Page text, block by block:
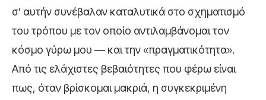
σ’ αυτήν συνέβαλαν καταλυτικά στο σχηματισμό
του τρόπου με τον οποίο αντιλαμβάνομαι τον
κόσμο γύρω μου — και την «πραγματικότητα».
Από τις ελάχιστες βεβαιότητες που φέρω είναι
πως, όταν βρίσκομαι μακριά, η συγκεκριμένη